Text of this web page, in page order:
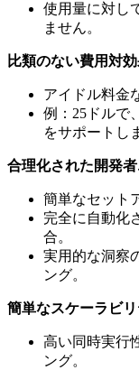
使用量に対し
ません。
比類のない費用対
アイドル料金
例：25ドルで
をサポートし
合理化された開発
簡単なセット
完全に自動化
合。
実用的な洞察
ング。
簡単なスケーラビ
高い同時実行
ング。